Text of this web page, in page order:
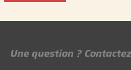
Une question ?